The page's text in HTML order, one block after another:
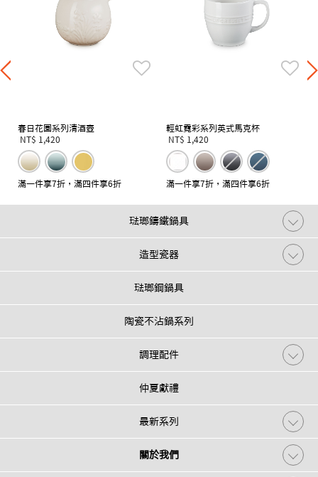
春日花園系列清酒壺
NT$ 1,420
滿一件享7折，滿四件享6折
輕虹霓彩系列英式馬克杯
NT$ 1,420
滿一件享7折，滿四件享6折
琺瑯鑄鐵鍋具
造型瓷器
琺瑯鋼鍋具
陶瓷不沾鍋系列
調理配件
仲夏獻禮
最新系列
關於我們